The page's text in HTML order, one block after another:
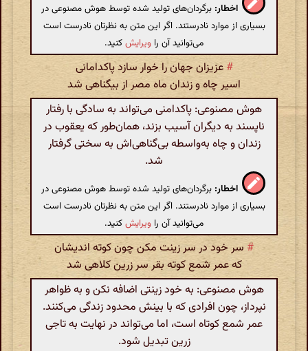
اخطار: برگردان‌های تولید شده توسط هوش مصنوعی در
بسیاری از موارد نادرستند. اگر این متن به نظرتان نادرست است
می‌توانید آن را ویرایشکنید.
# عزیزان جهان را خوار سازد پاکدامانی
اسیر چاه و زندان ماه مصر از بیگناهی شد
هوش مصنوعی: پاکدامنی می‌تواند به سادگی با رفتار
ناپسند به دیگران آسیب بزند، همان‌طور که یعقوب در
زندان و چاه به‌واسطه بی‌گناهی‌اش به سختی گرفتار
شد.
اخطار: برگردان‌های تولید شده توسط هوش مصنوعی در
بسیاری از موارد نادرستند. اگر این متن به نظرتان نادرست است
می‌توانید آن را ویرایشکنید.
# سر خود در سر زینت مکن چون کوته اندیشان
که عمر شمع کوته بقر سر زرین کلاهی شد
هوش مصنوعی: به خود زینتی اضافه نکن و به ظواهر
نپرداز، چون افرادی که با بینش محدود زندگی می‌کنند.
عمر شمع کوتاه است، اما می‌تواند در نهایت به تاجی
زرین تبدیل شود.